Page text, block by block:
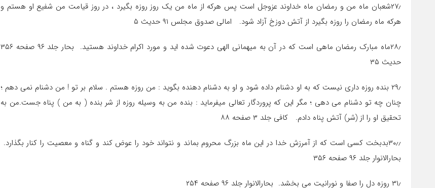
۲۷٫شعبان ماه من و رمضان ماه خداوند عزوجل است پس هرکه از ماه من یک روز روزه بگیرد ، در روز قیامت من شفیع او هستم و
هرکه ماه رمضان را روزه بگیرد از آتش دوزخ آزاد شود. امالی صدوق مجلس ۹۱ حدیث ۵
۲۸٫ماه مبارک رمضان ماهی است که در آن به میهمانی الهی دعوت شده اید و مورد اکرام خداوند هستید. بحار جلد ۹۶ صفحه ۳۵۶
حدیث ۳۵
۲۹٫ بنده روزه داری نیست که به او دشنام داده شود و او به دشنام دهنده بگوید : من روزه هستم . سلام بر تو ! من دشنام نمی دهم ؛
چنان چه تو دشنام می دهی ؛ مگر این که پروردگار تعالی میفرماید : بنده من به وسیله روزه از شر بنده ( به من ) پناه جست.من به
تحقیق او را از (شر) آتش پناه دادم. کافی جلد ۳ صفحه ۸۸
۳۰٫٫بدبخت کسی است که از آمرزش خدا در این ماه بزرگ محروم بماند و نتواند خود را عوض کند و گناه و معصیت را کنار بگذارد.
بحارالانوار جلد ۹۶ صفحه ۳۵۶
۳۱٫ روزه دل را صفا و نورانیت می بخشد. بحارالانوار جلد ۹۶ صفحه ۲۵۴